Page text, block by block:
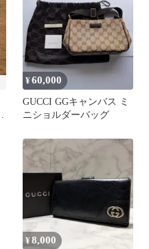
¥60,000
GUCCI GGキャンバス ミ
ニショルダーバッグ
¥8,000